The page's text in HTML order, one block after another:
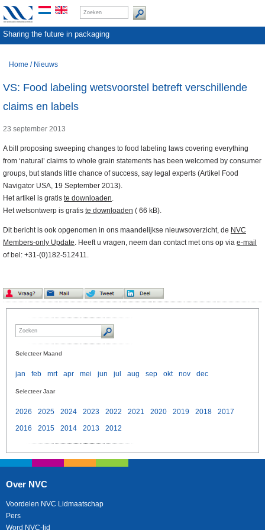
Sharing the future in packaging
Home / Nieuws
VS: Food labeling wetsvoorstel betreft verschillende
claims en labels
23 september 2013
A bill proposing sweeping changes to food labeling laws covering everything
from ‘natural’ claims to whole grain statements has been welcomed by consumer
groups, but stands little chance of success, say legal experts (Artikel Food
Navigator USA, 19 September 2013).
Het artikel is gratis te downloaden.
Het wetsontwerp is gratis te downloaden ( 66 kB).
Dit bericht is ook opgenomen in ons maandelijkse nieuwsoverzicht, de NVC
Members-only Update. Heeft u vragen, neem dan contact met ons op via e-mail
of bel: +31-(0)182-512411.
Selecteer Maand
jan feb mrt apr mei jun jul aug sep okt nov dec
Selecteer Jaar
2026 2025 2024 2023 2022 2021 2020 2019 2018
2017
2016
2015 2014 2013 2012
Over NVC
Voordelen NVC Lidmaatschap
Pers
Word NVC-lid